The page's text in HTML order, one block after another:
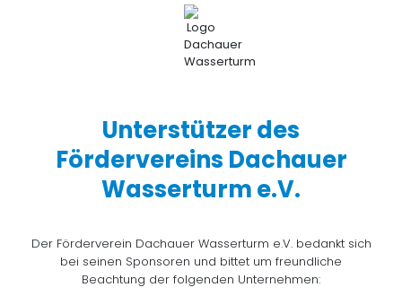
Unterstützer des
Fördervereins Dachauer
Wasserturm e.V.
Der Förderverein Dachauer Wasserturm e.V. bedankt sich
bei seinen Sponsoren und bittet um freundliche
Beachtung der folgenden Unternehmen: